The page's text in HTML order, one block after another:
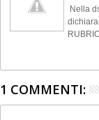
Nella
1 COMMENTI: